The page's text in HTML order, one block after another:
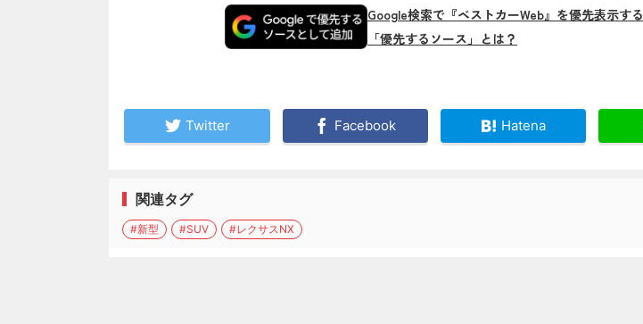
Google検索で『ベストカーWeb』を優先表示する
「優先するソース」とは？
Twitter Facebook Hatena
関連タグ
#新型 #SUV #レクサスNX